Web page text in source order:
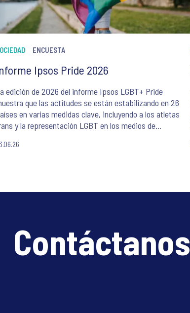
ENCUESTA
Ipsos Pride 2026
edición de 2026 del informe Ipsos LGBT+ Pride
que las actitudes se están estabilizando en 26
en varias medidas clave, incluyendo a los atletas
y la representación LGBT en los medios de
Contáctanos